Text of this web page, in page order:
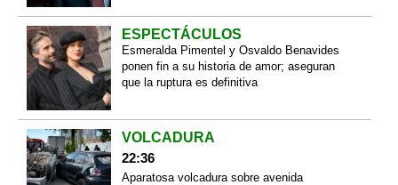
ESPECTÁCULOS
Esmeralda Pimentel y Osvaldo Benavides
ponen fin a su historia de amor; aseguran
que la ruptura es definitiva
VOLCADURA
22:36
Aparatosa volcadura sobre avenida